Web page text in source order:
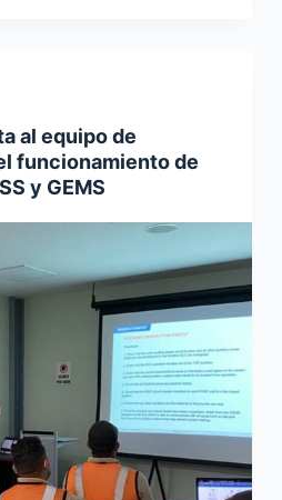
al equipo de
funcionamiento de
y GEMS